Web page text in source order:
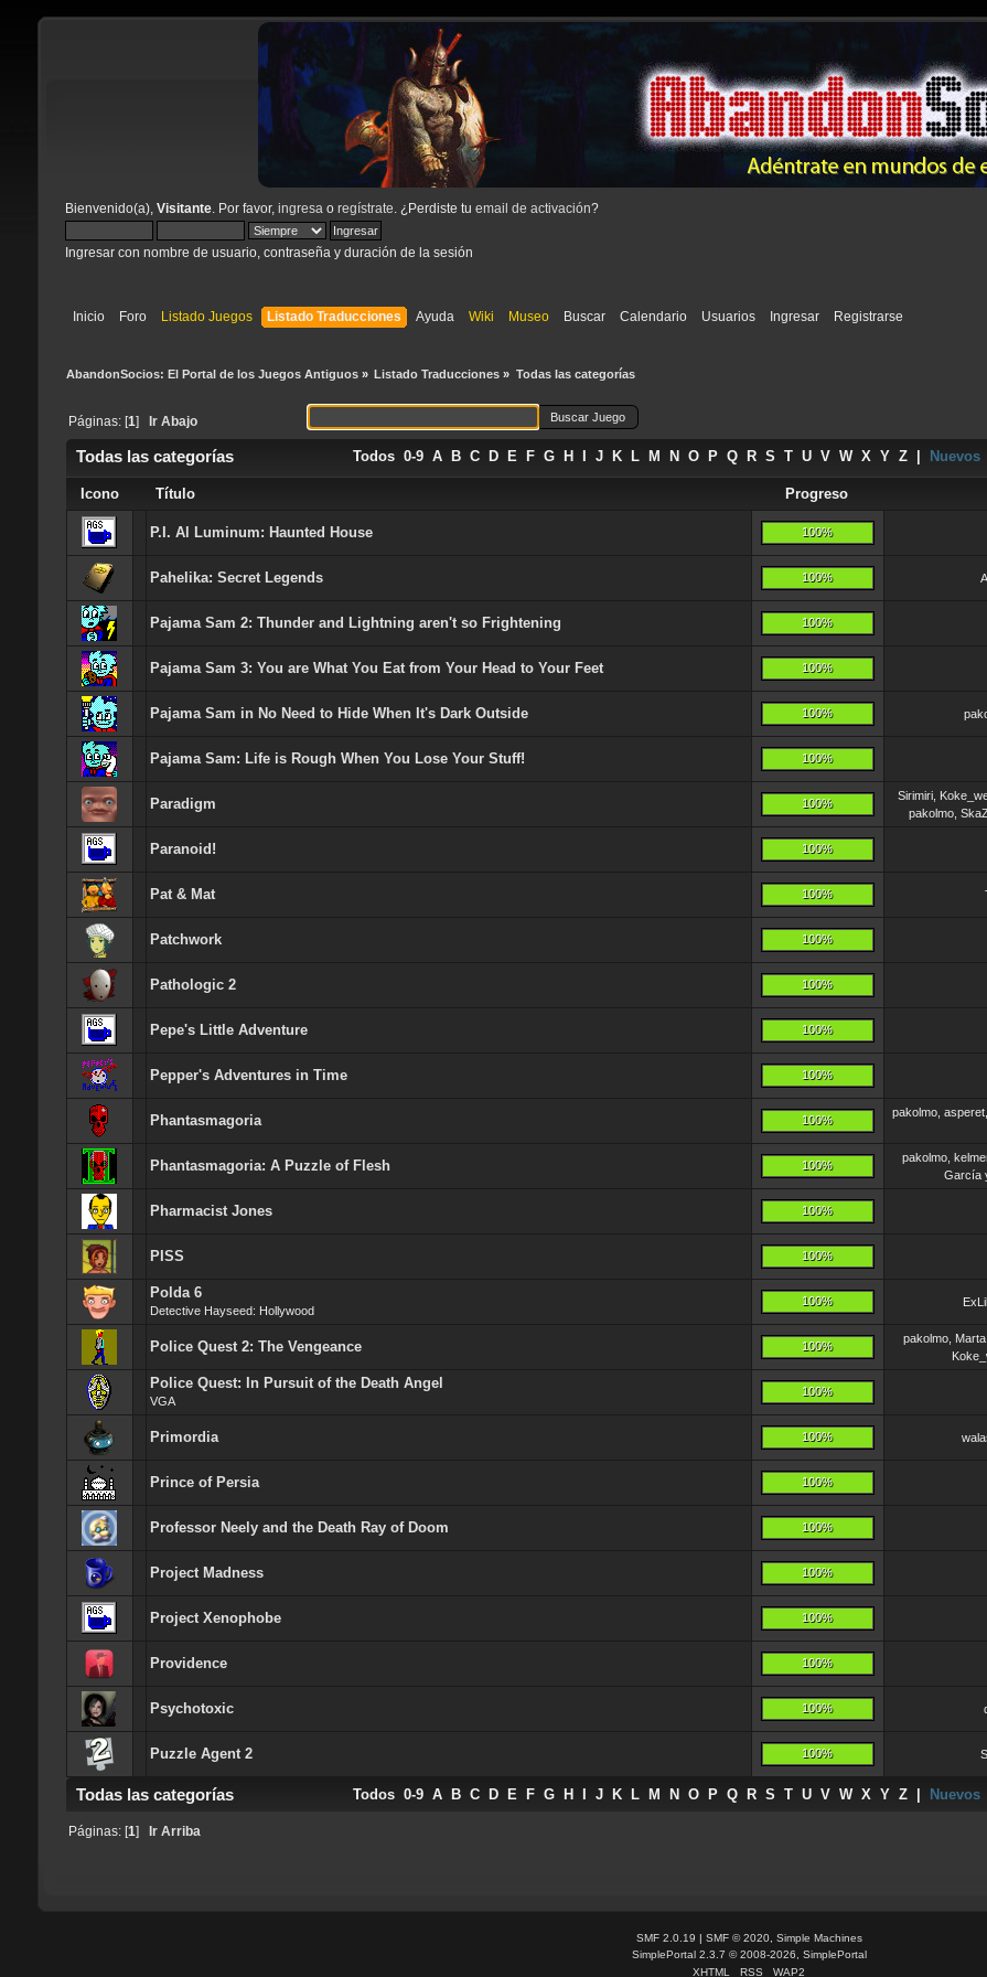
Bienvenido(a), Visitante. Por favor, ingresa o regístrate . ¿Perdiste tu email de activación?
Ingresar con nombre de usuario, contraseña y duración de la sesión
Inicio Foro Listado Juegos Listado Traducciones Ayuda Wiki Museo Buscar Calendario Usuarios Ingresar Registrarse
AbandonSocios: El Portal de los Juegos Antiguos» Listado Traducciones » Todas las categorías
Páginas: [ 1 Ir Abajo
Todas las categorías Todos 0-9 A B C D E F G H J K L M N O P Q R S T U V W X Y Z| Nuevos
Icono Título Progreso
P.I. Al Luminum: Haunted House 100%
Pahelika: Secret Legends 100%
Pajama Sam 2: Thunder and Lightning aren't so Frightening 100%
Pajama Sam 3: You are What You Eat from Your Head to Your Feet 100%
Pajama Sam in No Need to Hide When It's Dark Outside 100%
Pajama Sam: Life is Rough When You Lose Your Stuff! 100%
Paradigm 100%
Sirimiri,
pakolmo,
Paranoid! 100%
Pat & Mat 100%
Patchwork 100%
Pathologic 2 100%
Pepe's Little Adventure 100%
Pepper's Adventures in Time 100%
Phantasmagoria 100%
pakolmo,
Phantasmagoria: A Puzzle of Flesh 100%
pakolmo,
García
Pharmacist Jones 100%
PISS 100%
Polda 6
Detective Hayseed: Hollywood
100%
Police Quest 2: The Vengeance 100%
pakolmo,
Police Quest: In Pursuit of the Death Angel
VGA
100%
Primordia 100%
Prince of Persia 100%
Professor Neely and the Death Ray of Doom 100%
Project Madness 100%
Project Xenophobe 100%
Providence 100%
Psychotoxic 100%
Puzzle Agent 2 100%
Todas las categorías Todos 0-9 A B C D E F G H J K L M N O P Q R S T U V W X Y Z| Nuevos
Páginas: [ 1] Ir Arriba
SMF 2.0.19 | SMF © 2020, Simple Machines
SimplePortal 2.3.7 © 2008-2026, SimplePortal
XHTML
RSS WAP2